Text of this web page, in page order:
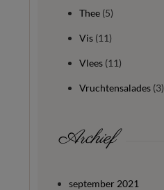
Thee(5)
Vis(11)
Vlees(11)
Vruchtensalades(3)
Archief
september 2021